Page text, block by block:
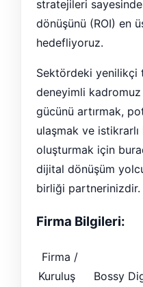
stratejileri sayesinde
dönüşünü (ROI) en
hedefliyoruz.
Sektördeki yenilikçi
deneyimli kadromuz
gücünü artırmak,
ulaşmak ve
oluşturmak için
dijital dönüşüm
birliği partnerinizdir.
Firma Bilgileri:
Firma /
Kuruluş
Bossy